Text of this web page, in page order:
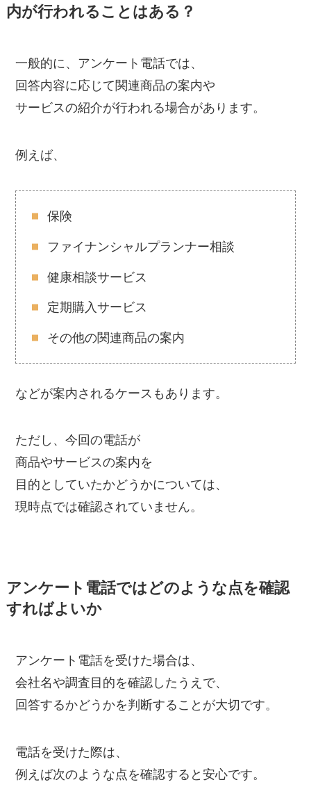
内が行われることはある？
一般的に、アンケート電話では、
回答内容に応じて関連商品の案内や
サービスの紹介が行われる場合があります。
例えば、
保険
ファイナンシャルプランナー相談
健康相談サービス
定期購入サービス
その他の関連商品の案内
などが案内されるケースもあります。
ただし、今回の電話が
商品やサービスの案内を
目的としていたかどうかについては、
現時点では確認されていません。
アンケート電話ではどのような点を確認
すればよいか
アンケート電話を受けた場合は、
会社名や調査目的を確認したうえで、
回答するかどうかを判断することが大切です。
電話を受けた際は、
例えば次のような点を確認すると安心です。